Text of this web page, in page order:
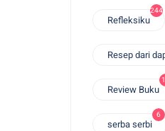
Refleksiku
244
Resep dari
Review Buku
serba serbi
6